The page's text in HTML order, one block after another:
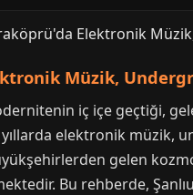
Müzik,
iç içe geçtiği,
elektronik
gelen
Bu rehberde,